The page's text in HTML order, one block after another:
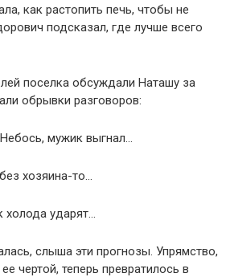
как растопить печь, чтобы не
подсказал, где лучше всего
поселка обсуждали Наташу за
обрывки разговоров:
мужик выгнал…
хозяина-то…
холода ударят…
слыша эти прогнозы. Упрямство,
чертой, теперь превратилось в